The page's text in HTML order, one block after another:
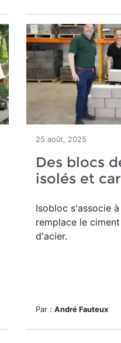
25 août, 2025
Des blocs
isolés et
Isobloc s'associe
remplace le
d'acier.
Par : André Fauteux